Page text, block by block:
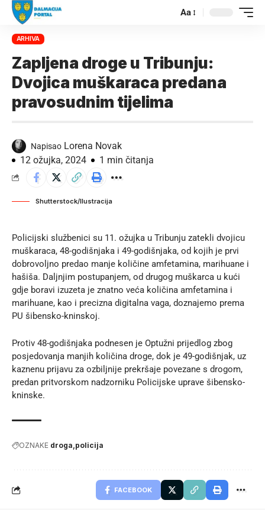
Aa
ARHIVA
Zapljena droge u Tribunju:
Dvojica muškaraca predana
pravosudnim tijelima
Napisao Lorena Novak
12 ožujka, 2024
1 min čitanja
Shutterstock/Ilustracija
Policijski službenici su 11. ožujka u Tribunju zatekli dvojicu
muškaraca, 48-godišnjaka i 49-godišnjaka, od kojih je prvi
dobrovoljno predao manje količine amfetamina, marihuane i
hašiša. Daljnjim postupanjem, od drugog muškarca u kući
gdje boravi izuzeta je znatno veća količina amfetamina i
marihuane, kao i precizna digitalna vaga, doznajemo prema
PU šibensko-kninskoj.
Protiv 48-godišnjaka podnesen je Optužni prijedlog zbog
posjedovanja manjih količina droge, dok je 49-godišnjak, uz
kaznenu prijavu za ozbiljnije prekršaje povezane s drogom,
predan pritvorskom nadzorniku Policijske uprave šibensko-
kninske.
OZNAKE droga policija
FACEBOOK